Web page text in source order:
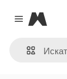
Close menu
Magnific